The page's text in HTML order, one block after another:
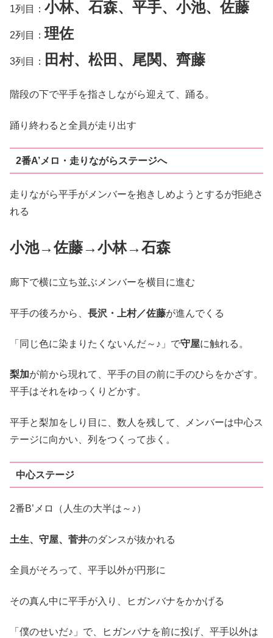
1列目： 小林、石森、平手、 小池、佐藤
2列目： 理佐
3列目： 田村、松田、尾関、齊藤
階段の下で平手を指さしながら迎えて、踊る。
踊り終わると全員が走り出す
2番A’メロ・走りながらステージへ
走りながら平手がメンバーを抱きしめようとするが拒絶さ
れる
小池→佐藤→小林→石森
廊下で横に立ち並ぶメンバーを横目に進む
平手の後ろから、 長沢・上村／佐藤が進んでくる
「同じ色に染まりたくないんだ～♪」で守屋に触れる。
梨加が前から現れて、平手の目の前に手のひらをかざす。
平手はそれをゆっくりどかす。
平手と梨加をしり目に、数人を残して、メンバーは中心ス
テージに向かい、列をつくって歩く。
中心ステージ
2番B’メロ（人生の大半は～♪）
土生、守屋、菅井のダンスが抜かれる
全員がそろって、平手以外が円形に
その真ん中に平手が入り、ヒガンバナをかかげる
「僕のせいだ♪」で、ヒガンバナを前に投げ、平手以外は